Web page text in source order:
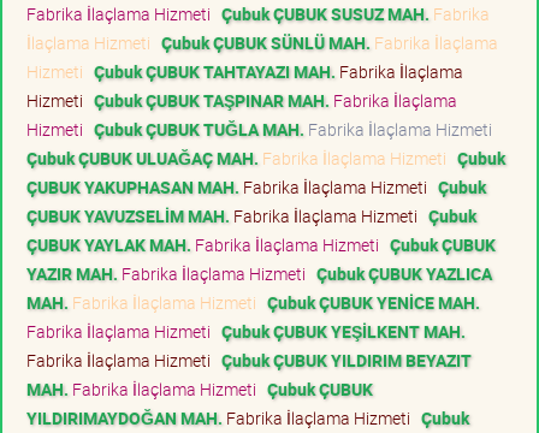
Fabrika İlaçlama Hizmeti Çubuk ÇUBUK SUSUZ MAH. Fabrika
İlaçlama Hizmeti Çubuk ÇUBUK SÜNLÜ MAH. Fabrika İlaçlama
Hizmeti Çubuk ÇUBUK TAHTAYAZI MAH. Fabrika İlaçlama
Hizmeti Çubuk ÇUBUK TAŞPINAR MAH. Fabrika İlaçlama
Hizmeti Çubuk ÇUBUK TUĞLA MAH. Fabrika İlaçlama Hizmeti
Çubuk ÇUBUK ULUAĞAÇ MAH. Fabrika İlaçlama Hizmeti Çubuk
ÇUBUK YAKUPHASAN MAH. Fabrika İlaçlama Hizmeti Çubuk
ÇUBUK YAVUZSELİM MAH. Fabrika İlaçlama Hizmeti Çubuk
ÇUBUK YAYLAK MAH. Fabrika İlaçlama Hizmeti Çubuk ÇUBUK
YAZIR MAH. Fabrika İlaçlama Hizmeti Çubuk ÇUBUK YAZLICA
MAH. Fabrika İlaçlama Hizmeti Çubuk ÇUBUK YENİCE MAH.
Fabrika İlaçlama Hizmeti Çubuk ÇUBUK YEŞİLKENT MAH.
Fabrika İlaçlama Hizmeti Çubuk ÇUBUK YILDIRIM BEYAZIT
MAH. Fabrika İlaçlama Hizmeti Çubuk ÇUBUK
YILDIRIMAYDOĞAN MAH. Fabrika İlaçlama Hizmeti Çubuk